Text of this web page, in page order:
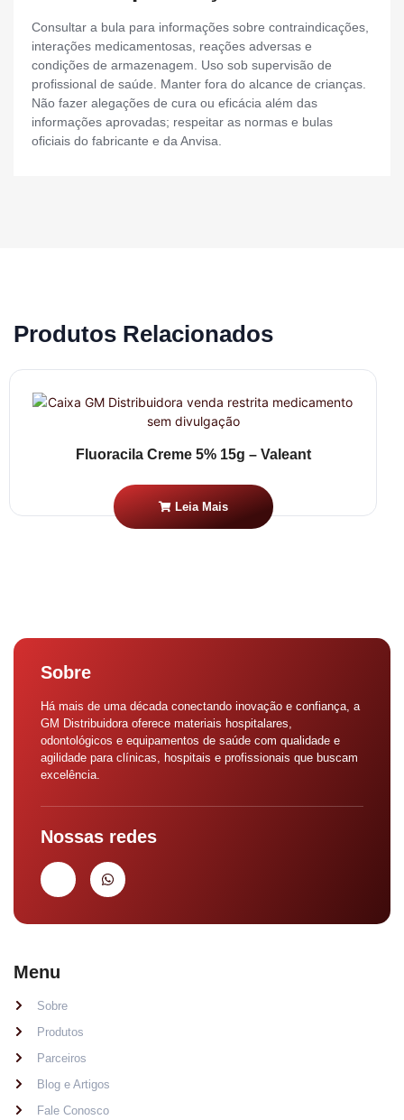
Consultar a bula para informações sobre contraindicações,
interações medicamentosas, reações adversas e
condições de armazenagem. Uso sob supervisão de
profissional de saúde. Manter fora do alcance de crianças.
Não fazer alegações de cura ou eficácia além das
informações aprovadas; respeitar as normas e bulas
oficiais do fabricante e da Anvisa.
Produtos Relacionados
Fluoracila Creme 5% 15g – Valeant
Leia Mais
Sobre
Há mais de uma década conectando inovação e confiança, a
GM Distribuidora oferece materiais hospitalares,
odontológicos e equipamentos de saúde com qualidade e
agilidade para clínicas, hospitais e profissionais que buscam
excelência.
Nossas redes
Menu
Sobre
Produtos
Parceiros
Blog e Artigos
Fale Conosco